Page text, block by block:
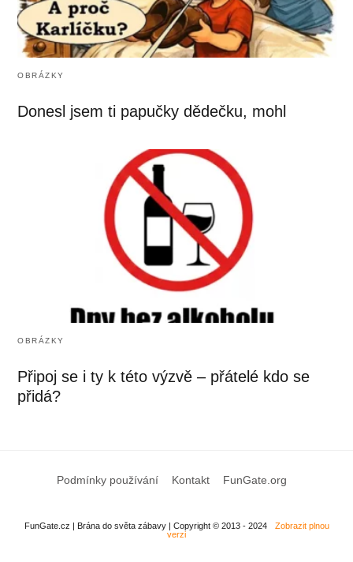
OBRÁZKY
Donesl jsem ti papučky dědečku, mohl
OBRÁZKY
Připoj se i ty k této výzvě – přátelé kdo se
přidá?
Podmínky používání Kontakt FunGate.org
FunGate.cz | Brána do světa zábavy | Copyright © 2013 - 2024
Zobrazit plnou
verzi